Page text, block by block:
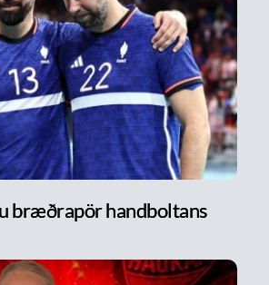
bræðrapör handboltans